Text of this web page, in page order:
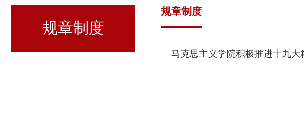
规章制度
规章制度
马克思主义学院积极推进十九